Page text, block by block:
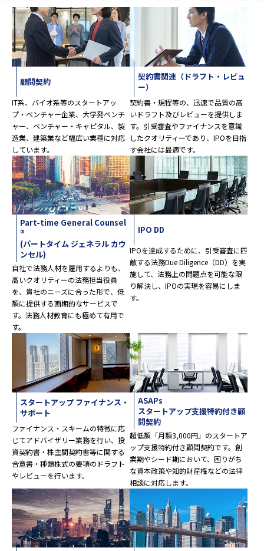
顧問契約
IT系、バイオ系等のスタートアッ
プ・ベンチャー企業、大学発ベンチ
ャー、ベンチャー・キャピタル、製
造業、建築業など幅広い業種に対応
しています。
契約書関連（ドラフト・レビュ
ー）
契約書・規程等の、迅速で品質の高
いドラフト及びレビューを提供しま
す。引受審査やファイナンスを意識
したクオリティーであり、IPOを目指
す会社には最適です。
Part-time General Counsel
®
(パートタイム ジェネラル カウ
ンセル)
自社で法務人材を雇用するよりも、
高いクオリティーの法務担当役員
を、貴社のニーズに合った形で、低
額に提供する画期的なサービスで
す。法務人材教育にも極めて有用で
す。
IPO DD
IPOを達成するために、引受審査に匹
敵する法務Due Diligence（DD）を実
施して、法務上の問題点を可能な限
り解決し、IPOの実現を容易にしま
す。
スタートアップ ファイナンス・
サポート
ファイナンス・スキームの特徴に応
じてアドバイザリー業務を行い、投
資契約書・株主間契約書等に関する
合意書・種類株式の要項のドラフト
やレビューを行います。
ASAPs
スタートアップ支援特約付き顧
問契約
超低額「月額3,000円」のスタートア
ップ支援特約付き顧問契約です。創
業期やシード期において、困りがち
な資本政策や知的財産権などの法律
相談に対応します。